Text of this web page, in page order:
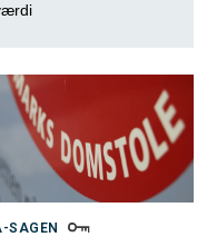
SAGEN